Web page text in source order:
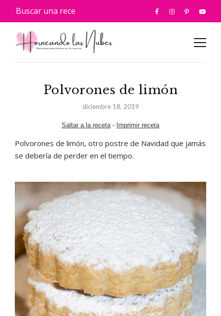
Polvorones de limón
diciembre 18, 2019
Saltar a la receta- Imprimir receta
Polvorones de limón, otro postre de Navidad que jamás
se debería de perder en el tiempo.